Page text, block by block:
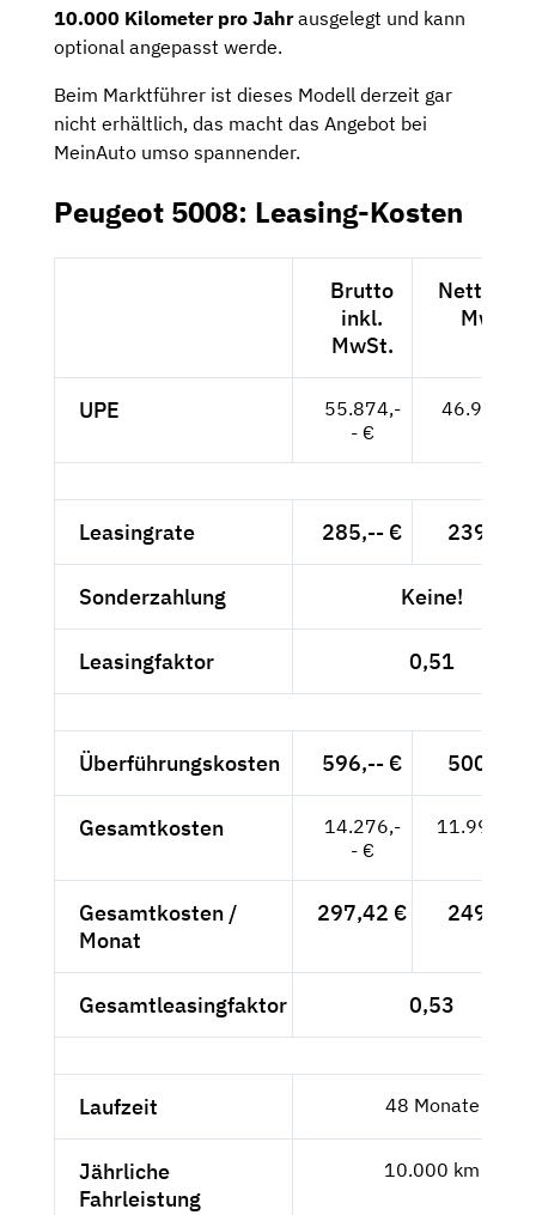
10.000 Kilometer pro Jahrausgelegt und kann
optional angepasst werde.
Beim Marktführer ist dieses Modell derzeit gar
nicht erhältlich, das macht das Angebot bei
MeinAuto umso spannender.
Peugeot 5008: Leasing-Kosten
Brutto
inkl.
MwSt.
Netto
MwSt.
UPE
55.874,-
- €
46.953,--
Leasingrate 285,-- € 239,50 €
Sonderzahlung Keine!
Leasingfaktor 0,51
Überführungskosten 596,-- € 500,84 €
Gesamtkosten
14.276,-
- €
11.996,64
Gesamtkosten /
Monat
297,42 € 249,93 €
Gesamtleasingfaktor 0,53
Laufzeit 48 Monate
Jährliche
Fahrleistung
10.000 km